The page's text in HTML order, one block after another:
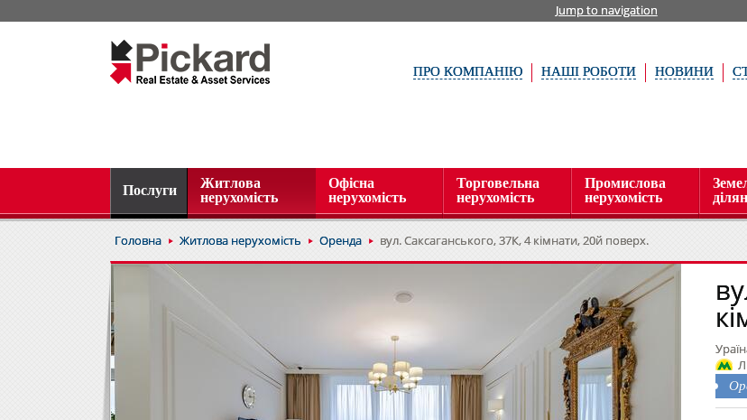
Jump to navigation
ПРО КОМПАНІЮ НАШІ РОБОТИ НОВИНИ
Послуги
Житлова
нерухомість
Офісна
нерухомість
Торговельна
нерухомість
Промислова
нерухомість
Головна Житлова нерухомість Оренда вул. Саксаганського, 37К, 4 кімнати, 20й поверх.